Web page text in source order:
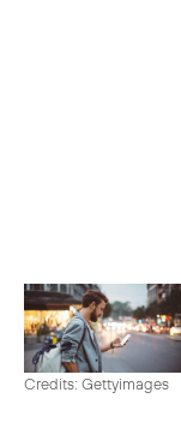
Credits: Gettyimages